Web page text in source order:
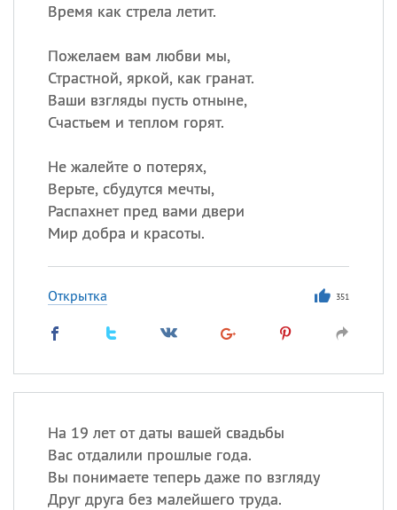
Время как стрела летит.
Пожелаем вам любви мы,
Страстной, яркой, как гранат.
Ваши взгляды пусть отныне,
Счастьем и теплом горят.
Не жалейте о потерях,
Верьте, сбудутся мечты,
Распахнет пред вами двери
Мир добра и красоты.
Открытка 351
На 19 лет от даты вашей свадьбы
Вас отдалили прошлые года.
Вы понимаете теперь даже по взгляду
Друг друга без малейшего труда.